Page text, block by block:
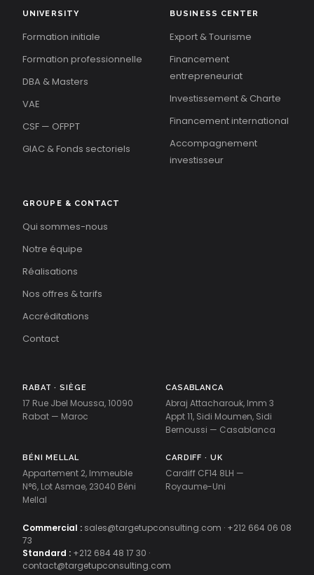
UNIVERSITY
Formation initiale
Formation professionnelle
DBA & Masters
VAE
CSF — OFPPT
GIAC & Fonds sectoriels
BUSINESS CENTER
Export & Tourisme
Financement
entrepreneuriat
Investissement & Charte
Financement international
Accompagnement
investisseur
GROUPE & CONTACT
Qui sommes-nous
Notre équipe
Réalisations
Nos offres & tarifs
Accréditations
Contact
RABAT · SIÈGE
17 Rue Jbel Moussa, 10090
Rabat — Maroc
CASABLANCA
Abraj Attacharouk, Imm 3
Appt 11, Sidi Moumen, Sidi
Bernoussi — Casablanca
BÉNI MELLAL
Appartement 2, Immeuble
N°6, Lot Asmae, 23040 Béni
Mellal
CARDIFF · UK
Cardiff CF14 8LH —
Royaume-Uni
Commercial : sales@targetupconsulting.com · +212 664 06 08
73
Standard : +212 684 48 17 30 ·
contact@targetupconsulting.com